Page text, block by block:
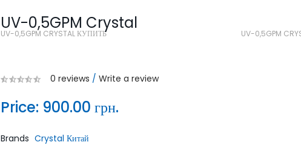
UV-0,5GPM Crystal
UV-0,5GPM CRYSTAL КУПИТЬ UV-0,5GPM
0 reviews /Write a review
Price: 900.00 грн.
Brands Crystal Китай
Закажите обратный звонок, и наш
консультант свяжется с вами